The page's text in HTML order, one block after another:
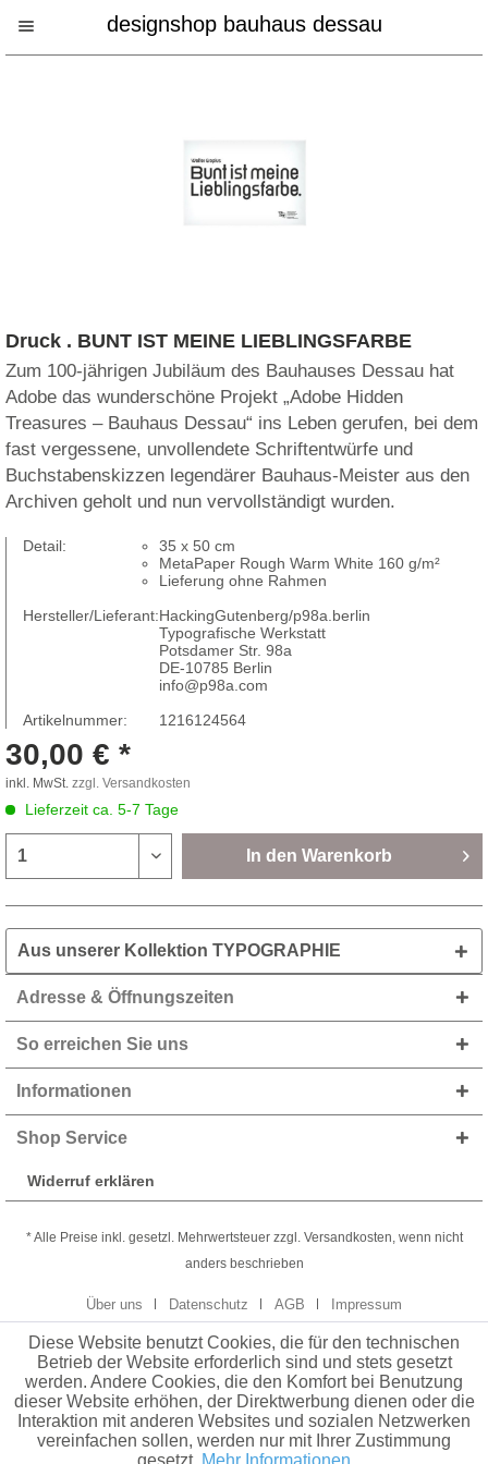
designshop bauhaus dessau
Druck . BUNT IST MEINE LIEBLINGSFARBE
Zum 100-jährigen Jubiläum des Bauhauses Dessau hat
Adobe das wunderschöne Projekt „Adobe Hidden
Treasures – Bauhaus Dessau“ ins Leben gerufen, bei dem
fast vergessene, unvollendete Schriftentwürfe und
Buchstabenskizzen legendärer Bauhaus-Meister aus den
Archiven geholt und nun vervollständigt wurden.
Detail:
35 x 50 cm
MetaPaper Rough Warm White 160 g/m²
Lieferung ohne Rahmen
Hersteller/Lieferant:HackingGutenberg/p98a.berlin
Typografische Werkstatt
Potsdamer Str. 98a
DE-10785 Berlin
info@p98a.com
Artikelnummer:
1216124564
30,00 € *
inkl. MwSt. zzgl. Versandkosten
Lieferzeit ca. 5-7 Tage
In den Warenkorb
Aus unserer Kollektion TYPOGRAPHIE
Adresse & Öffnungszeiten
So erreichen Sie uns
Informationen
Shop Service
Widerruf erklären
* Alle Preise inkl. gesetzl. Mehrwertsteuer zzgl. Versandkosten, wenn nicht
anders beschrieben
Über uns Datenschutz AGB Impressum
Diese Website benutzt Cookies, die für den technischen
Betrieb der Website erforderlich sind und stets gesetzt
werden. Andere Cookies, die den Komfort bei Benutzung
dieser Website erhöhen, der Direktwerbung dienen oder die
Interaktion mit anderen Websites und sozialen Netzwerken
vereinfachen sollen, werden nur mit Ihrer Zustimmung
gesetzt. Mehr Informationen